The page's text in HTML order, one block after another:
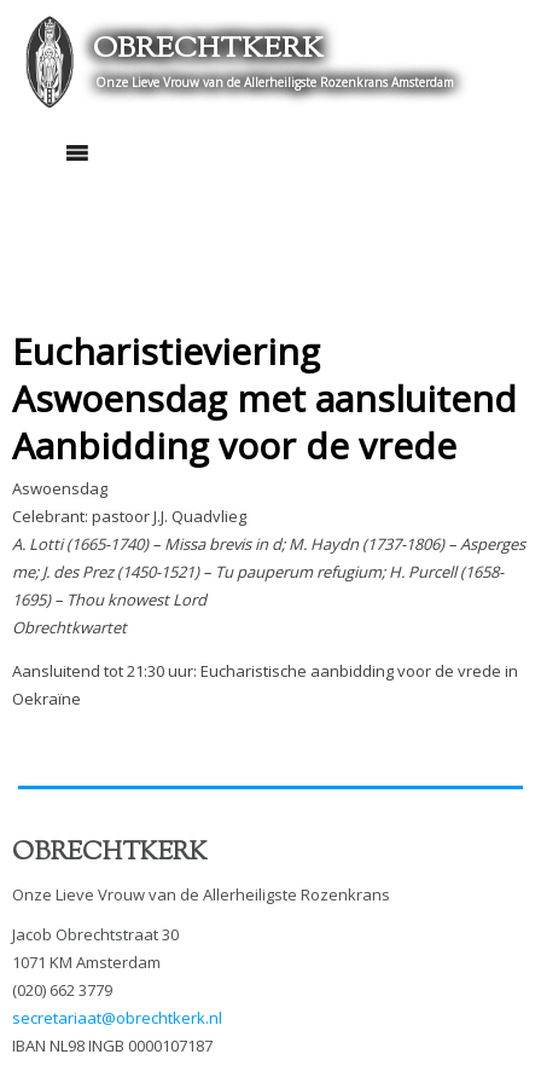
content
OBRECHTKERK
Onze Lieve Vrouw van de Allerheiligste Rozenkrans Amsterdam
Eucharistieviering
Aswoensdag met aansluitend
Aanbidding voor de vrede
Aswoensdag
Celebrant: pastoor J.J. Quadvlieg
A. Lotti (1665-1740) – Missa brevis in d; M. Haydn (1737-1806) – Asperges
me; J. des Prez (1450-1521) – Tu pauperum refugium; H. Purcell (1658-
1695) – Thou knowest Lord
Obrechtkwartet
Aansluitend tot 21:30 uur: Eucharistische aanbidding voor de vrede in
Oekraïne
OBRECHTKERK
Onze Lieve Vrouw van de Allerheiligste Rozenkrans
Jacob Obrechtstraat 30
1071 KM Amsterdam
(020) 662 3779
secretariaat@obrechtkerk.nl
IBAN NL98 INGB 0000107187